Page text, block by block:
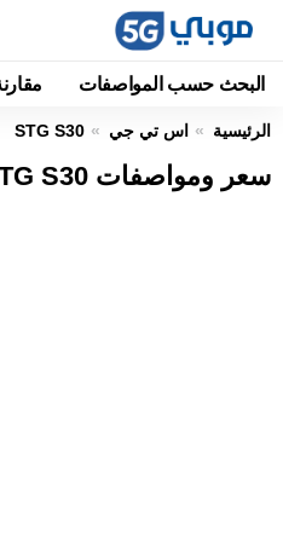
البحث حسب المواصفات
الرئيسية اس تي جي STG S30
سعر ومواصفات STG S30 عيوب ومميزات